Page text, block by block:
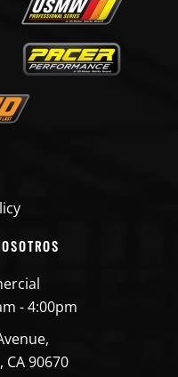
- 4:00pm
CA 90670